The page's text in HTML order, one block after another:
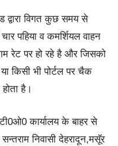
द्वारा विगत कुछ समय से
पहिया व कमर्शियल वाहन
रेट पर हो रहे है और जिसको
किसी भी पोर्टल पर चैक
है।
कार्यालय के बाहर से
निवासी देहरादून,मसॅूर